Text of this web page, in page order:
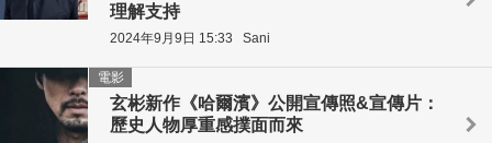
理解支持
2024年9月9日 15:33 Sani
玄彬新作《哈爾濱》公開宣傳照&宣傳片：
歷史人物厚重感撲面而來
電影